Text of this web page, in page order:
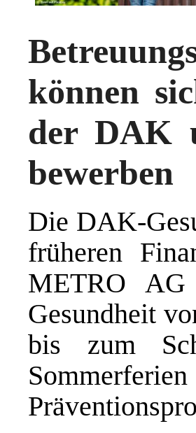
können
der DAK
bewerben
Die DAK-
früheren
METRO
Gesundheit
bis zum